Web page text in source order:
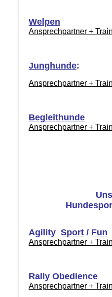
Welpen
Ansprechpartner +
Junghunde:
Ansprechpartner +
Begleithunde
Ansprechpartner +
Agility Sport/ Fun
Ansprechpartner +
Rally Obedience
Ansprechpartner +